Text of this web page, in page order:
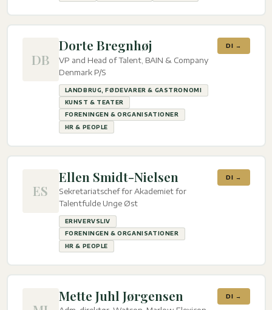
DB
Dorte Bregnhøj
VP and Head of Talent, BAIN & Company
Denmark P/S
LANDBRUG, FØDEVARER & GASTRONOMI
KUNST & TEATER
FORENINGEN & ORGANISATIONER
HR & PEOPLE
DI →
ES
Ellen Smidt-Nielsen
Sekretariatschef for Akademiet for
Talentfulde Unge Øst
ERHVERVSLIV
FORENINGEN & ORGANISATIONER
HR & PEOPLE
DI →
Mette Juhl Jørgensen DI →